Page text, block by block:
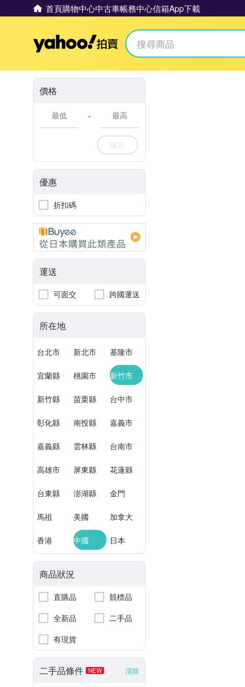
首頁購物中心中古車帳務中心信箱App下載
Yahoo拍賣
價格
-
確定
優惠
折扣碼
運送
可面交 跨國運送
所在地
台北市 新北市 基隆市
宜蘭縣 桃園市 新竹市
新竹縣 苗栗縣 台中市
彰化縣 南投縣 嘉義市
嘉義縣 雲林縣 台南市
高雄市 屏東縣 花蓮縣
台東縣 澎湖縣 金門
馬祖 美國 加拿大
香港 中國 日本
商品狀況
直購品
競標品
全新品
二手品
有現貨
二手品條件 NEW 清除